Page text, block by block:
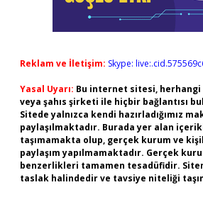
Reklam ve İletişim: Skype:
Yasal Uyarı: Bu internet sitesi,
veya şahıs şirketi ile hiçbir bağlantısı
Sitede yalnızca kendi hazırladığımız
paylaşılmaktadır. Burada yer alan
taşımamakta olup, gerçek kurum ve
paylaşım yapılmamaktadır. Gerçek
benzerlikleri tamamen tesadüfidir.
taslak halindedir ve tavsiye niteliği